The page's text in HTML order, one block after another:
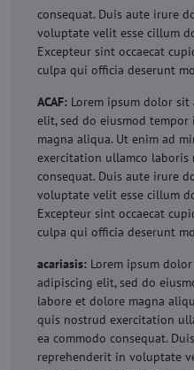
consequat. Duis aute irure
voluptate velit esse cillum
Excepteur sint occaecat
culpa qui officia deserunt
ACAF: Lorem ipsum dolor sit
elit, sed do eiusmod
magna aliqua. Ut enim ad
exercitation ullamco
consequat. Duis aute irure
voluptate velit esse cillum
Excepteur sint occaecat
culpa qui officia deserunt
acariasis: Lorem ipsum
adipiscing elit, sed do
labore et dolore magna
quis nostrud exercitation
ea commodo consequat.
reprehenderit in voluptate